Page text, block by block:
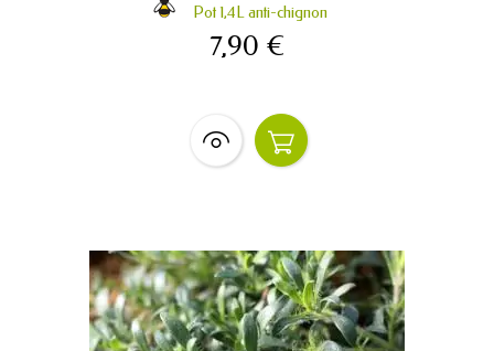
Pot 1,4L anti-chignon
7,90 €